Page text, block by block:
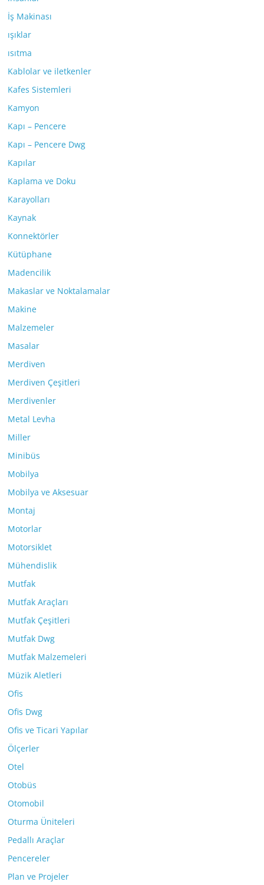
İş Makinası
ışıklar
ısıtma
Kablolar ve iletkenler
Kafes Sistemleri
Kamyon
Kapı – Pencere
Kapı – Pencere Dwg
Kapılar
Kaplama ve Doku
Karayolları
Kaynak
Konnektörler
Kütüphane
Madencilik
Makaslar ve Noktalamalar
Makine
Malzemeler
Masalar
Merdiven
Merdiven Çeşitleri
Merdivenler
Metal Levha
Miller
Minibüs
Mobilya
Mobilya ve Aksesuar
Montaj
Motorlar
Motorsiklet
Mühendislik
Mutfak
Mutfak Araçları
Mutfak Çeşitleri
Mutfak Dwg
Mutfak Malzemeleri
Müzik Aletleri
Ofis
Ofis Dwg
Ofis ve Ticari Yapılar
Ölçerler
Otel
Otobüs
Otomobil
Oturma Üniteleri
Pedallı Araçlar
Pencereler
Plan ve Projeler